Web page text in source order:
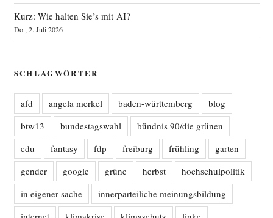
Kurz: Wie halten Sie’s mit AI?
Do., 2. Juli 2026
SCHLAGWÖRTER
afd angela merkel baden-württemberg
blog
btw13
bundestagswahl
bündnis 90/die grünen
cdu
fantasy fdp freiburg frühling
garten
gender
google grüne herbst
hochschulpolitik
in eigener sache
innerparteiliche meinungsbildung